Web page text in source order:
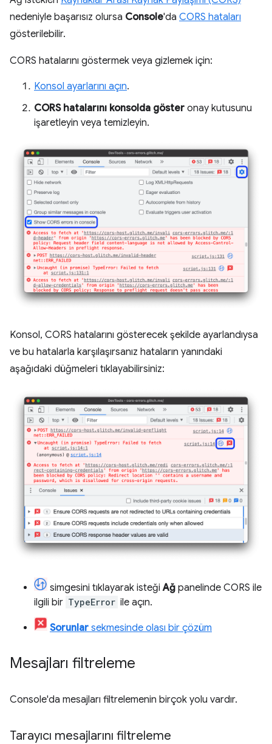
nedeniyle başarısız olursa Console'da CORS hataları
gösterilebilir.
CORS hatalarını göstermek veya gizlemek için:
Konsol ayarlarını açın.
CORS hatalarını konsolda göster onay kutusunu
işaretleyin veya temizleyin.
Konsol, CORS hatalarını gösterecek şekilde ayarlandıysa
ve bu hatalarla karşılaşırsanız hataların yanındaki
aşağıdaki düğmeleri tıklayabilirsiniz:
simgesini tıklayarak isteğiAğ panelinde CORS ile
ilgili bir TypeError ile açın.
Sorunlar sekmesinde olası bir çözüm
Mesajları filtreleme
Console'da mesajları filtrelemenin birçok yolu vardır.
Tarayıcı mesajlarını filtreleme